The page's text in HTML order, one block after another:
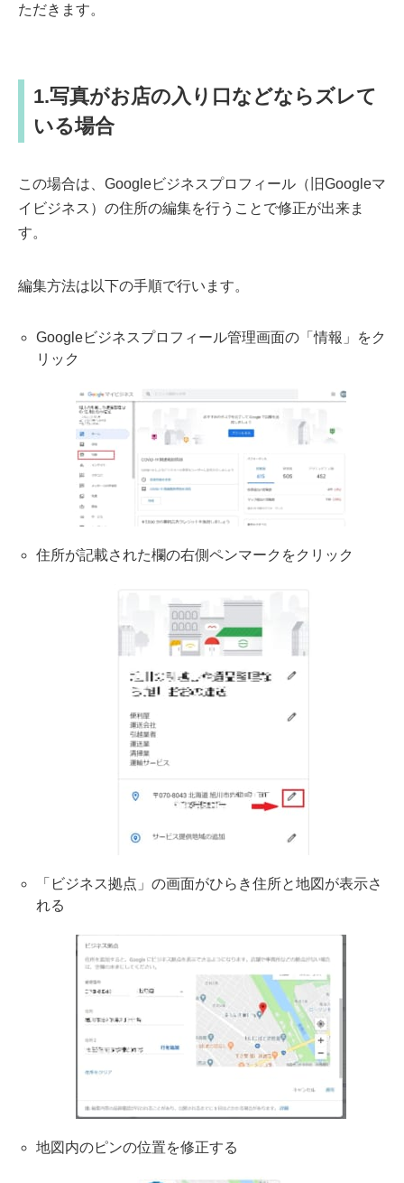
ただきます。
1.写真がお店の入り口などならズレて
いる場合
この場合は、Googleビジネスプロフィール（旧Googleマ
イビジネス）の住所の編集を行うことで修正が出来ま
す。
編集方法は以下の手順で行います。
Googleビジネスプロフィール管理画面の「情報」をク
リック
住所が記載された欄の右側ペンマークをクリック
「ビジネス拠点」の画面がひらき住所と地図が表示さ
れる
地図内のピンの位置を修正する